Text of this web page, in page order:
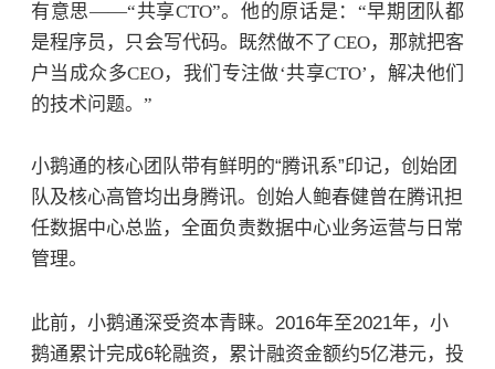
有意思——“共享CTO”。他的原话是：“早期团队都
是程序员，只会写代码。既然做不了CEO，那就把客
户当成众多CEO，我们专注做‘共享CTO’，解决他们
的技术问题。”
小鹅通的核心团队带有鲜明的“腾讯系”印记，创始团
队及核心高管均出身腾讯。创始人鲍春健曾在腾讯担
任数据中心总监 ，全面负责数据中心业务运营与日常
管理。
此前， 小鹅通深受资本青睐。2016年至2021年，小
鹅通累计完成6轮融资 ，累计融资金额约5亿港元，投